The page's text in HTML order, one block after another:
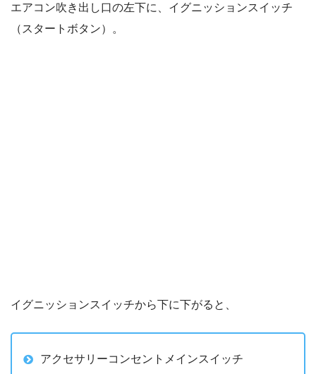
エアコン吹き出し口の左下に、イグニッションスイッチ
（スタートボタン）。
イグニッションスイッチから下に下がると、
アクセサリーコンセントメインスイッチ